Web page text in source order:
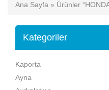
Ana Sayfa » Ürünler
Kategoriler
Kaporta
Ayna